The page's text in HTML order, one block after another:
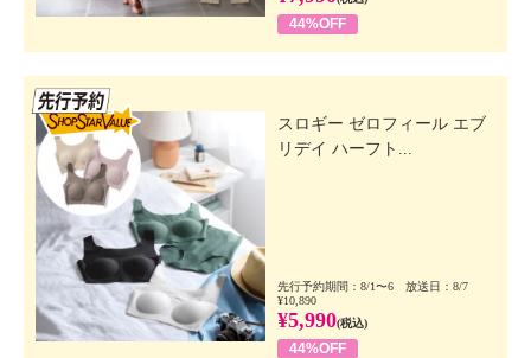
44%OFF
スロギー ゼロフィール エブ
リデイ ハーフト...
先行予約期間：8/1〜6 放送日：8/7
¥10,890
¥5,990(税込)
44%OFF